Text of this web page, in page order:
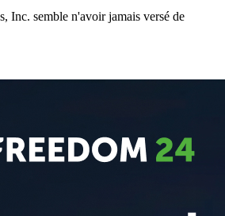
Inc. semble n'avoir jamais versé de